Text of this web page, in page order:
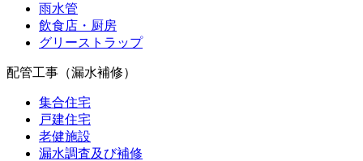
雨水管
飲食店・厨房
グリーストラップ
配管工事（漏水補修）
集合住宅
戸建住宅
老健施設
漏水調査及び補修